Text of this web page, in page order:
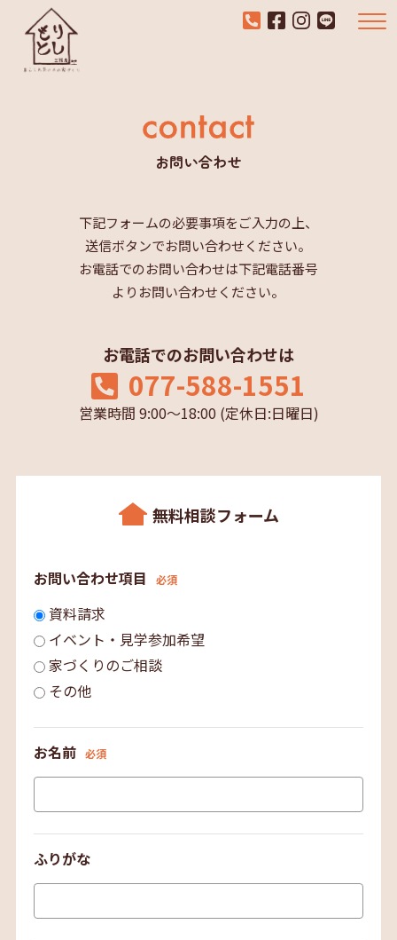
お問い合わせ
下記フォームの必要事項をご入力の上、
送信ボタンでお問い合わせください。
お電話でのお問い合わせは下記電話番号
よりお問い合わせください。
お電話でのお問い合わせは
077-588-1551
営業時間 9:00～18:00 (定休日:日曜日)
無料相談フォーム
お問い合わせ項目 必須
資料請求
イベント・見学参加希望
家づくりのご相談
その他
お名前 必須
ふりがな